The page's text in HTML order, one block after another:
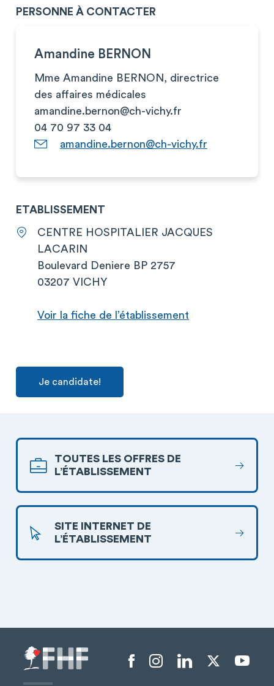
PERSONNE À CONTACTER
Amandine BERNON
Mme Amandine BERNON, directrice
des affaires médicales
amandine.bernon@ch-vichy.fr
04 70 97 33 04
amandine.bernon@ch-vichy.fr
ETABLISSEMENT
CENTRE HOSPITALIER JACQUES
LACARIN
Boulevard Deniere BP 2757
03207 VICHY
Voir la fiche de l’établissement
Je candidate!
TOUTES LES OFFRES DE
L’ÉTABLISSEMENT
SITE INTERNET DE
L’ÉTABLISSEMENT
Menu liens sociaux